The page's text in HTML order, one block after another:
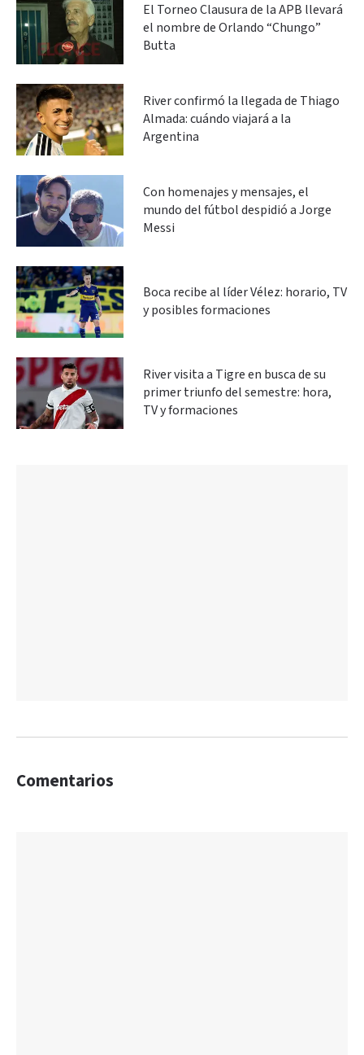
El Torneo Clausura de la APB llevará
el nombre de Orlando “Chungo”
Butta
River confirmó la llegada de Thiago
Almada: cuándo viajará a la
Argentina
Con homenajes y mensajes, el
mundo del fútbol despidió a Jorge
Messi
Boca recibe al líder Vélez: horario, TV
y posibles formaciones
River visita a Tigre en busca de su
primer triunfo del semestre: hora,
TV y formaciones
Comentarios